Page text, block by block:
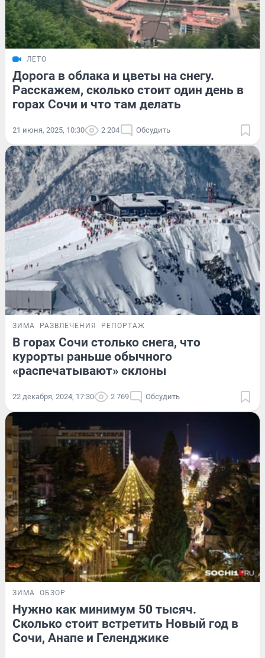
ЛЕТО
Дорога в облака и цветы на снегу.
Расскажем, сколько стоит один день в
горах Сочи и что там делать
21 июня, 2025, 10:30 2 204 Обсудить
ЗИМА РАЗВЛЕЧЕНИЯ РЕПОРТАЖ
В горах Сочи столько снега, что
курорты раньше обычного
«распечатывают» склоны
22 декабря, 2024, 17:30 2 769 Обсудить
ЗИМА ОБЗОР
Нужно как минимум 50 тысяч.
Сколько стоит встретить Новый год в
Сочи, Анапе и Геленджике